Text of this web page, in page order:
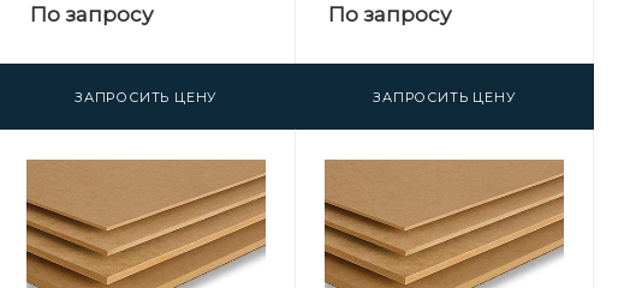
По запросу
ЗАПРОСИТЬ ЦЕНУ
По запросу
ЗАПРОСИТЬ ЦЕНУ